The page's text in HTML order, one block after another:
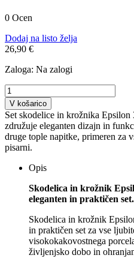
0 Ocen
Dodaj na listo želja
26,90 €
Zaloga: Na zalogi
V košarico
Set skodelice in krožnika
združuje eleganten dizajn in
druge tople napitke, primeren za
pisarni.
Opis
Skodelica in krožnik
eleganten in praktičen set.
Skodelica in krožnik
in praktičen set za vse
visokokakovostnega
življenjsko dobo in